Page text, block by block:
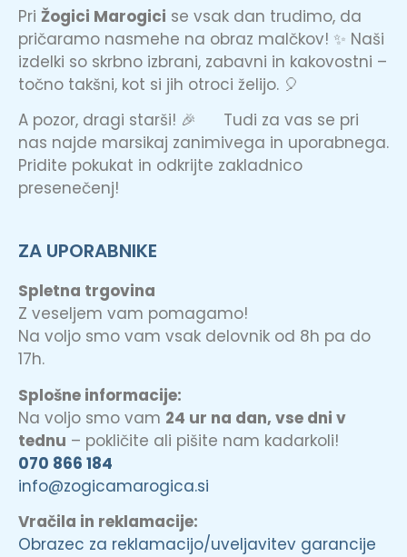
Pri Žogici Marogici se vsak dan trudimo, da
pričaramo nasmehe na obraz malčkov! ✨ Naši
izdelki so skrbno izbrani, zabavni in kakovostni –
točno takšni, kot si jih otroci želijo. 🎈
A pozor, dragi starši! 🎉 Tudi za vas se pri
nas najde marsikaj zanimivega in uporabnega.
Pridite pokukat in odkrijte zakladnico
presenečenj!
ZA UPORABNIKE
Spletna trgovina
Z veseljem vam pomagamo!
Na voljo smo vam vsak delovnik od 8h pa do
17h.
Splošne informacije:
Na voljo smo vam 24 ur na dan, vse dni v
tednu – pokličite ali pišite nam kadarkoli!
070 866 184
info@zogicamarogica.si
Vračila in reklamacije:
Obrazec za reklamacijo/uveljavitev garancije